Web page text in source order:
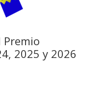
Premio
2025 y 2026